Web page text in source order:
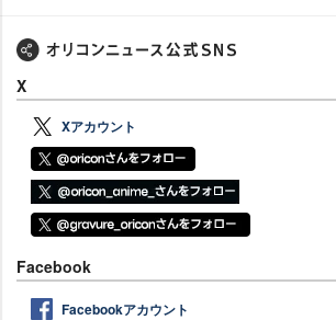
X
Xアカウント
Facebook
Facebookアカウント